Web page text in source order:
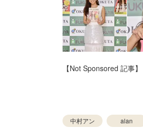
【Not Sponsored 記事】
中村アン alan